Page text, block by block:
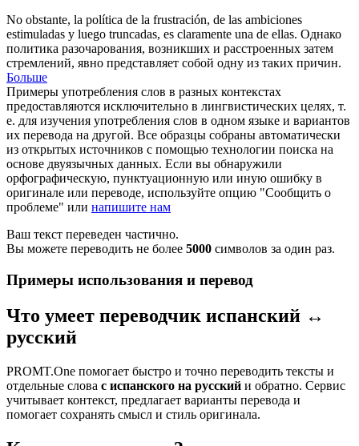
No obstante, la política de la frustración, de las ambiciones
estimuladas y luego truncadas, es claramente una de ellas. Однако
политика разочарования, возникших и расстроенных затем
стремлений, явно представляет собой одну из таких причин.
Больше
Примеры употребления слов в разных контекстах
предоставляются исключительно в лингвистических целях, т.
е. для изучения употребления слов в одном языке и вариантов
их перевода на другой. Все образцы собраны автоматически
из открытых источников с помощью технологии поиска на
основе двуязычных данных. Если вы обнаружили
орфографическую, пунктуационную или иную ошибку в
оригинале или переводе, используйте опцию "Сообщить о
проблеме" или напишите нам
Ваш текст переведен частично.
Вы можете переводить не более 5000 символов за один раз.
Примеры использования и перевод
Что умеет переводчик испанский ↔
русский
PROMT.One помогает быстро и точно переводить тексты и
отдельные слова с испанского на русский и обратно. Сервис
учитывает контекст, предлагает варианты перевода и
помогает сохранять смысл и стиль оригинала.